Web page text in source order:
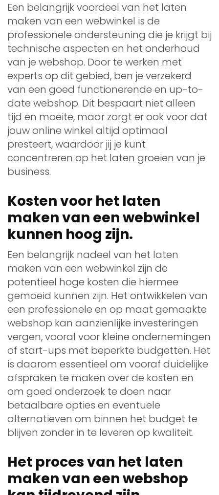
Een belangrijk voordeel van het laten
maken van een webwinkel is de
professionele ondersteuning die je krijgt bij
technische aspecten en het onderhoud
van je webshop. Door te werken met
experts op dit gebied, ben je verzekerd
van een goed functionerende en up-to-
date webshop. Dit bespaart niet alleen
tijd en moeite, maar zorgt er ook voor dat
jouw online winkel altijd optimaal
presteert, waardoor jij je kunt
concentreren op het laten groeien van je
business.
Kosten voor het laten
maken van een webwinkel
kunnen hoog zijn.
Een belangrijk nadeel van het laten
maken van een webwinkel zijn de
potentieel hoge kosten die hiermee
gemoeid kunnen zijn. Het ontwikkelen van
een professionele en op maat gemaakte
webshop kan aanzienlijke investeringen
vergen, vooral voor kleine ondernemingen
of start-ups met beperkte budgetten. Het
is daarom essentieel om vooraf duidelijke
afspraken te maken over de kosten en
om goed onderzoek te doen naar
betaalbare opties en eventuele
alternatieven om binnen het budget te
blijven zonder in te leveren op kwaliteit.
Het proces van het laten
maken van een webshop